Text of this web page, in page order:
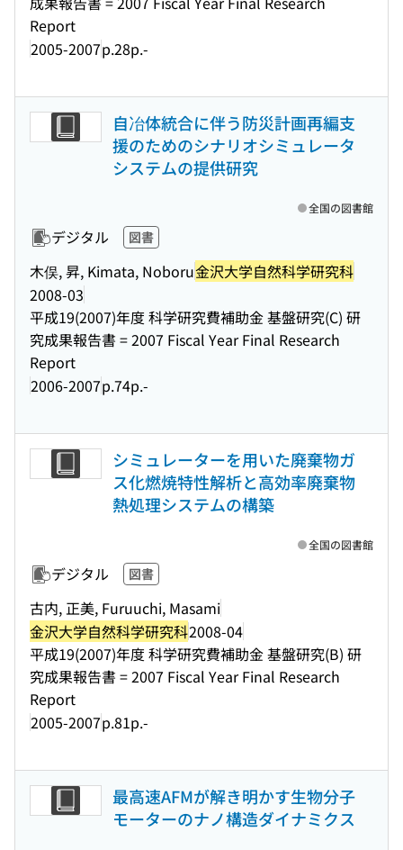
Report
2005-2007p.28p.-
自冶体統合に伴う防災計画再編支
援のためのシナリオシミュレータ
システムの提供研究
デジタル 図書
木俣, 昇, Kimata, Noboru金沢大学自然科学研究科
2008-03
平成19(2007)年度 科学研究費補助金 基盤研究(C) 研
究成果報告書 = 2007 Fiscal Year Final Research
Report
2006-2007p.74p.-
全国の図書館
シミュレーターを用いた廃棄物ガ
ス化燃焼特性解析と高効率廃棄物
熱処理システムの構築
デジタル 図書
古内, 正美, Furuuchi, Masami
金沢大学自然科学研究科2008-04
平成19(2007)年度 科学研究費補助金 基盤研究(B) 研
究成果報告書 = 2007 Fiscal Year Final Research
Report
2005-2007p.81p.-
全国の図書館
最高速AFMが解き明かす生物分子
モーターのナノ構造ダイナミクス